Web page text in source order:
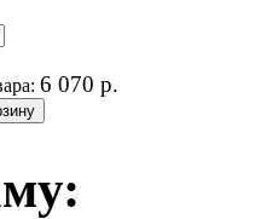
6 070 р.